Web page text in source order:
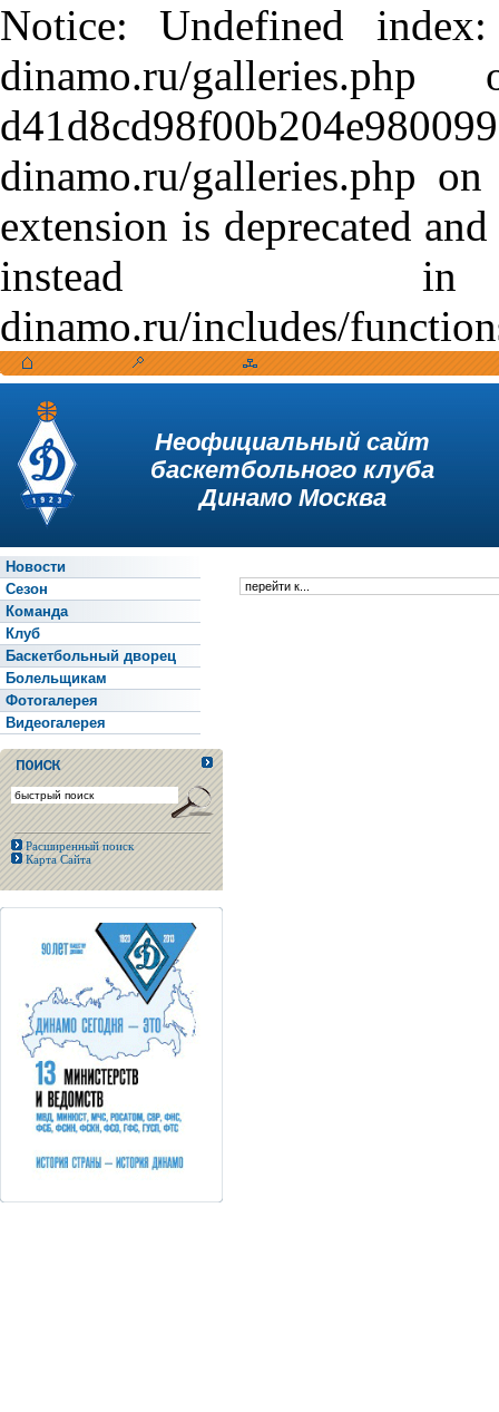
Notice: Undefined
dinamo.ru/
dinamo.ru/galleries.php
extension is deprecated
instead in /var/
dinamo.ru/includes/
Неофициальный сайт
баскетбольного клуба
Динамо Москва
Новости
Сезон
Команда
Клуб
Баскетбольный дворец
Болельщикам
Фотогалерея
Видеогалерея
Расширенный поиск
Карта Сайта